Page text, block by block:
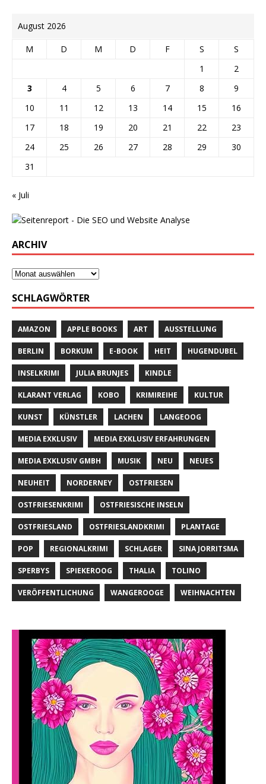
August 2026
M D M D F S
S
1
2
3
4 5 6 7 8
9
10
11 12 13 14 15
16
17
18 19 20 21 22
23
24
25 26 27 28 29
30
31
« Juli
ARCHIV
SCHLAGWÖRTER
AMAZON APPLE BOOKS ART AUSSTELLUNG
BERLIN BORKUM E-BOOK HEIT HUGENDUBEL
INSELKRIMI JULIA BRUNJES KINDLE
KLARANT VERLAG KOBO KRIMIREIHE KULTUR
KUNST KÜNSTLER LACHEN LANGEOOG
MEDIA EXKLUSIV MEDIA EXKLUSIV ERFAHRUNGEN
MEDIA EXKLUSIV GMBH MUSIK NEU NEUES
NEUHEIT NORDERNEY OSTFRIESEN
OSTFRIESENKRIMI OSTFRIESISCHE INSELN
OSTFRIESLAND OSTFRIESLANDKRIMI PLANTAGE
POP REGIONALKRIMI SCHLAGER SINA JORRITSMA
SPERBYS SPIEKEROOG THALIA TOLINO
VERÖFFENTLICHUNG WANGEROOGE WEIHNACHTEN